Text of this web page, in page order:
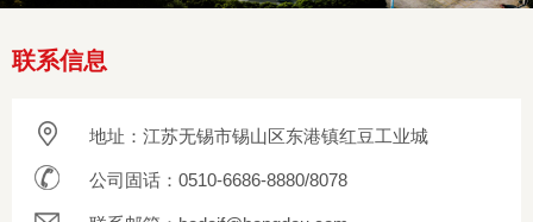
联系信息
地址：江苏无锡市锡山区东港镇红豆工业城
公司固话：0510-6686-8880/8078